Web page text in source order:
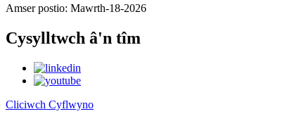
Amser postio: Mawrth-18-2026
Cysylltwch â'n tîm
Cliciwch Cyflwyno